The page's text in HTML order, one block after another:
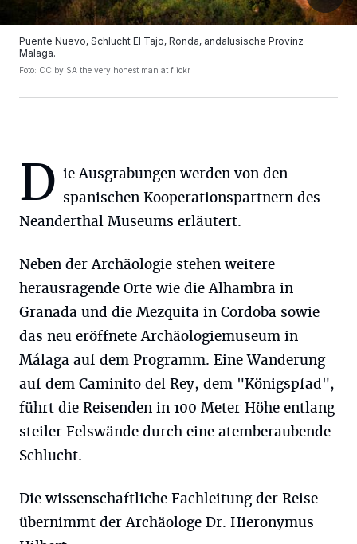
Puente Nuevo, Schlucht El Tajo, Ronda, andalusische Provinz
Malaga.
Foto: CC by SA the very honest man at flickr
D ie Ausgrabungen werden von den
spanischen Kooperationspartnern des
Neanderthal Museums erläutert.
Neben der Archäologie stehen weitere
herausragende Orte wie die Alhambra in
Granada und die Mezquita in Cordoba sowie
das neu eröffnete Archäologiemuseum in
Málaga auf dem Programm. Eine Wanderung
auf dem Caminito del Rey, dem "Königspfad",
führt die Reisenden in 100 Meter Höhe entlang
steiler Felswände durch eine atemberaubende
Schlucht.
Die wissenschaftliche Fachleitung der Reise
übernimmt der Archäologe Dr. Hieronymus